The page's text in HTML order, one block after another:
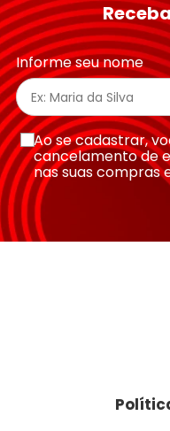
Informe seu nome
Ao se cadastrar,
cancelamento de
nas suas compras